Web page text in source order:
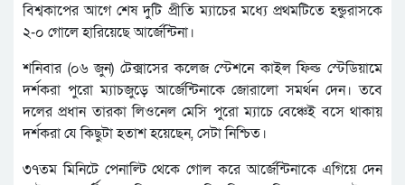
বিশ্বকাপের আগে শেষ দুটি প্রীতি ম্যাচের মধ্যে প্রথমটিতে হন্ডুরাসকে
২-০ গোলে হারিয়েছে আর্জেন্টিনা।
শনিবার (০৬ জুন) টেক্সাসের কলেজ স্টেশনে কাইল ফিল্ড স্টেডিয়ামে
দর্শকরা পুরো ম্যাচজুড়ে আর্জেন্টিনাকে জোরালো সমর্থন দেন। তবে
দলের প্রধান তারকা লিওনেল মেসি পুরো ম্যাচে বেঞ্চেই বসে থাকায়
দর্শকরা যে কিছুটা হতাশ হয়েছেন, সেটা নিশ্চিত।
৩৭তম মিনিটে পেনাল্টি থেকে গোল করে আর্জেন্টিনাকে এগিয়ে দেন